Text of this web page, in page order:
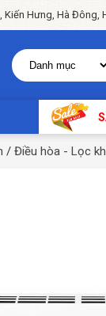
Kiến Hưng, Hà Đông,
/ Điều hòa - Lọc